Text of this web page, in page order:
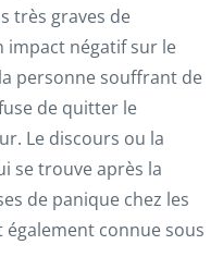
très graves de
négatif sur le
personne souffrant de
de quitter le
Le discours ou la
se trouve après la
de panique chez les
connue sous